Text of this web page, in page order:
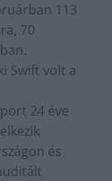
113
70
Swift volt a
24 éve
és